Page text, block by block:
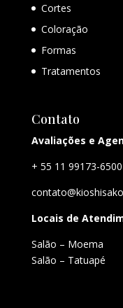
Cortes
Coloração
Formas
Tratamentos
Contato
Avaliações e
+ 55 11 99173-6500
Locais de
Salão – Moema
Salão – Tatuapé